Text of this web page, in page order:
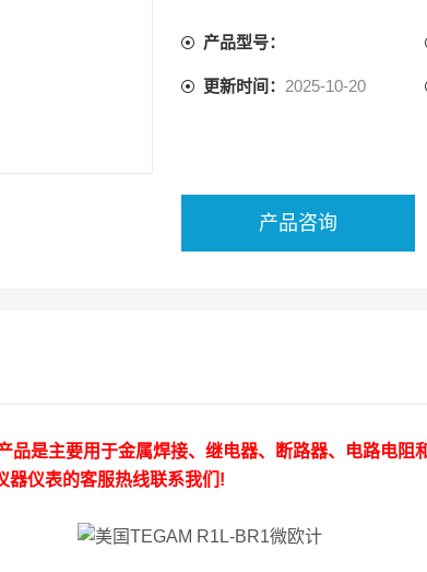
产品型号：
更新时间： 2025-10-20
产品咨询
品是主要用于金属焊接、继电器、断路器、电路电阻
器仪表的客服热线联系我们!